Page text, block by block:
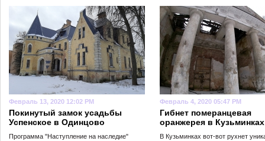
Февраль 13, 2020 12:02 PM
Покинутый замок усадьбы
Успенское в Одинцово
Программа "Наступление на наследие"
Февраль 4, 2020 05:47 PM
Гибнет померанцевая
оранжерея в Кузьминках
В Кузьминках вот-вот рухнет